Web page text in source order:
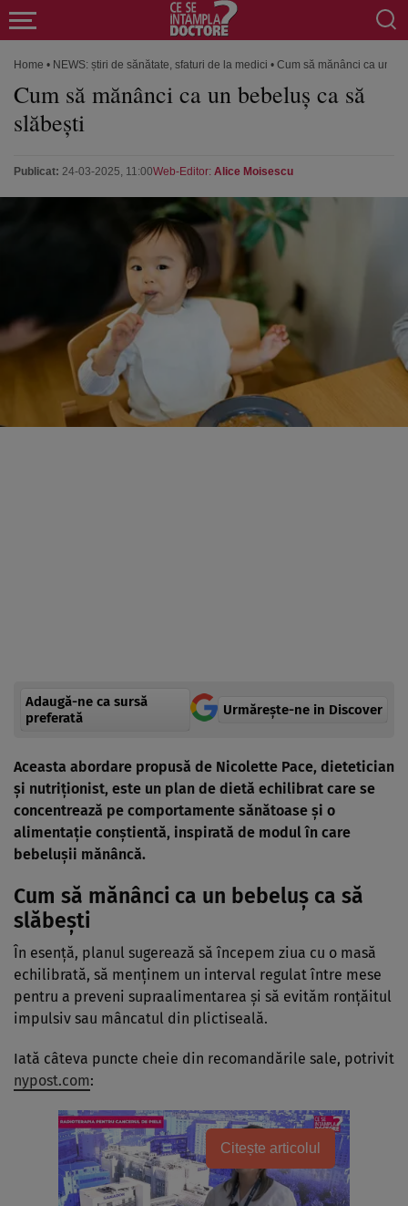
Home • NEWS: știri de sănătate, sfaturi de la medici • Cum să mănânci ca un
Cum să mănânci ca un bebeluș ca să
slăbești
Publicat: 24-03-2025, 11:00Web-Editor: Alice Moisescu
Adaugă-ne ca sursă
preferată
Urmărește-ne in Discover
Aceasta abordare propusă de Nicolette Pace, dietetician
și nutriționist, este un plan de dietă echilibrat care se
concentrează pe comportamente sănătoase și o
alimentație conștientă, inspirată de modul în care
bebelușii mănâncă.
Cum să mănânci ca un bebeluș ca să
slăbești
În esență, planul sugerează să începem ziua cu o masă
echilibrată, să menținem un interval regulat între mese
pentru a preveni supraalimentarea și să evităm ronțăitul
impulsiv sau mâncatul din plictiseală.
Iată câteva puncte cheie din recomandările sale, potrivit
nypost.com:
Citește articolul